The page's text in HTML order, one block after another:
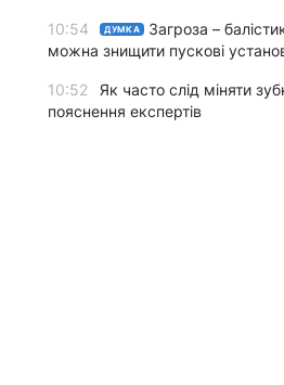
10:54 ДУМКА
Загроза –
можна знищити пускові
10:52
Як часто слід міняти
пояснення експертів